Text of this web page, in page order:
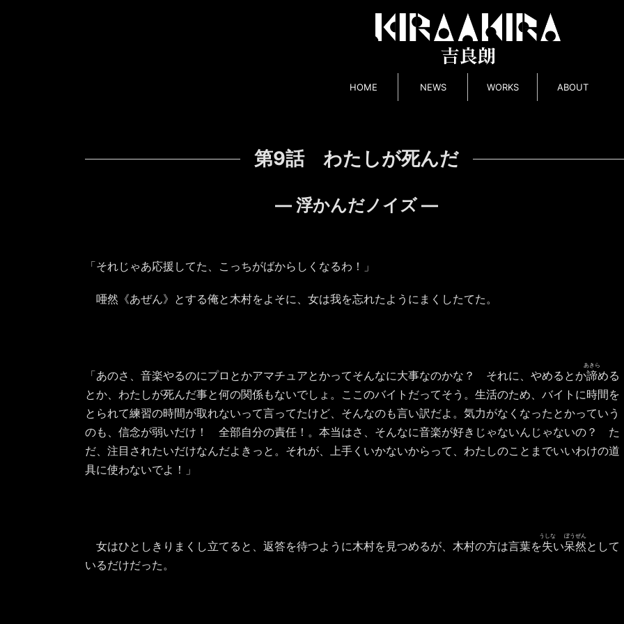
HOME NEWS WORKS ABOUT
第9話 わたしが死んだ
― 浮かんだノイズ ―
「それじゃあ応援してた、こっちがばからしくなるわ！」
唖然《あぜん》とする俺と木村をよそに、女は我を忘れたようにまくしたてた。
「あのさ、音楽やるのにプロとかアマチュアとかってそんなに大事なのかな？ それに、やめるとか諦
あきら
める
とか、わたしが死んだ事と何の関係もないでしょ。ここのバイトだってそう。生活のため、バイトに時間を
とられて練習の時間が取れないって言ってたけど、そんなのも言い訳だよ。気力がなくなったとかっていう
のも、信念が弱いだけ！ 全部自分の責任！。本当はさ、そんなに音楽が好きじゃないんじゃないの？ た
だ、注目されたいだけなんだよきっと。それが、上手くいかないからって、わたしのことまでいいわけの道
具に使わないでよ！」
女はひとしきりまくし立てると、返答を待つように木村を見つめるが、木村の方は言葉を失
うしな
い呆然
ぼうぜん
として
いるだけだった。